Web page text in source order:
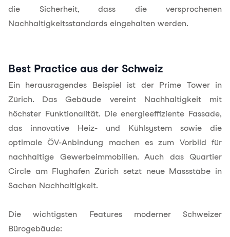
die Sicherheit, dass die versprochenen
Nachhaltigkeitsstandards eingehalten werden.
Best Practice aus der Schweiz
Ein herausragendes Beispiel ist der Prime Tower in
Zürich. Das Gebäude vereint Nachhaltigkeit mit
höchster Funktionalität. Die energieeffiziente Fassade,
das innovative Heiz- und Kühlsystem sowie die
optimale ÖV-Anbindung machen es zum Vorbild für
nachhaltige Gewerbeimmobilien. Auch das Quartier
Circle am Flughafen Zürich setzt neue Massstäbe in
Sachen Nachhaltigkeit.
Die wichtigsten Features moderner Schweizer
Bürogebäude: